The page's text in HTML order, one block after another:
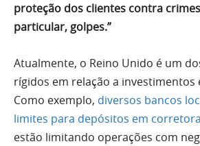
proteção dos clientes contra
particular, golpes.”
Atualmente, o Reino Unido é um
rígidos em relação a
Como exemplo, diversos bancos
limites para depósitos em
estão limitando operações com